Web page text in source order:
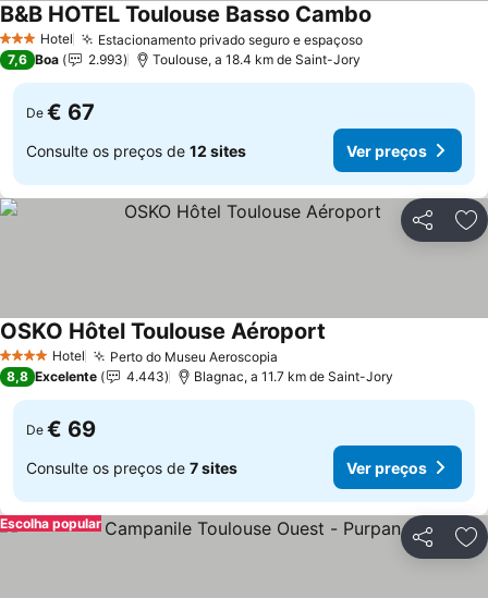
3 EstrelasHotel Estacionamento privado seguro e espaçosoVer preços
B&B HOTEL Toulouse Basso Cambo
7,6 Boa 2.993 Toulouse, a 18.4 km de Saint-Jory
De € 67
Consulte os preços de 12 sites Ver preços
Partilhar
4 EstrelasHotel Perto do Museu Aeroscopia
OSKO Hôtel Toulouse Aéroport
8,8 Excelente 4.443 Blagnac, a 11.7 km de Saint-Jory
De € 69
Consulte os preços de 7 sites Ver preços
Partilhar
Escolha popular